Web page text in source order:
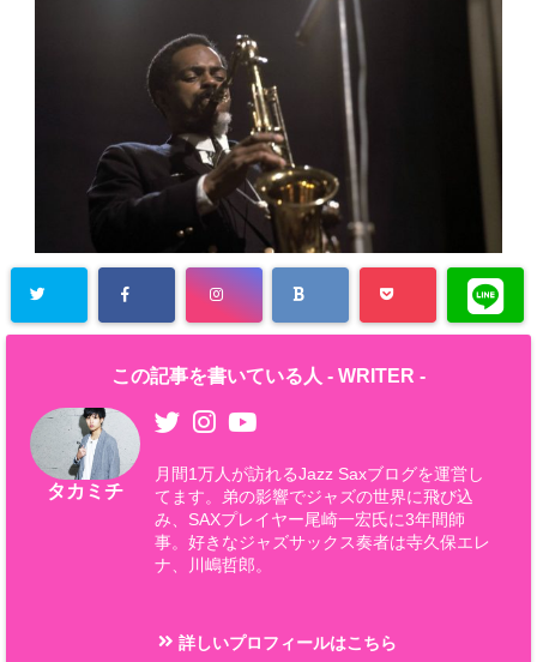
この記事を書いている人 - WRITER -
タカミチ
月間1万人が訪れるJazz Saxブログを運営し
てます。弟の影響でジャズの世界に飛び込
み、SAXプレイヤー尾崎一宏氏に3年間師
事。好きなジャズサックス奏者は寺久保エレ
ナ、川嶋哲郎。
詳しいプロフィールはこちら